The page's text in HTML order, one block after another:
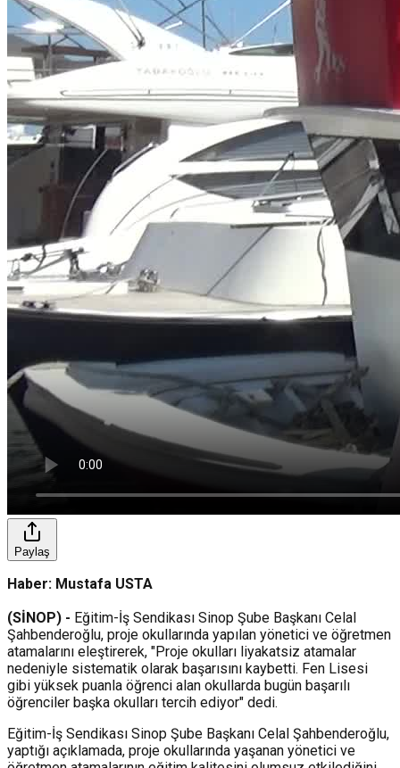
Paylaş
Haber: Mustafa USTA
(SİNOP) - Eğitim-İş Sendikası Sinop Şube Başkanı Celal
Şahbenderoğlu, proje okullarında yapılan yönetici ve öğretmen
atamalarını eleştirerek, "Proje okulları liyakatsiz atamalar
nedeniyle sistematik olarak başarısını kaybetti. Fen Lisesi
gibi yüksek puanla öğrenci alan okullarda bugün başarılı
öğrenciler başka okulları tercih ediyor" dedi.
Eğitim-İş Sendikası Sinop Şube Başkanı Celal Şahbenderoğlu,
yaptığı açıklamada, proje okullarında yaşanan yönetici ve